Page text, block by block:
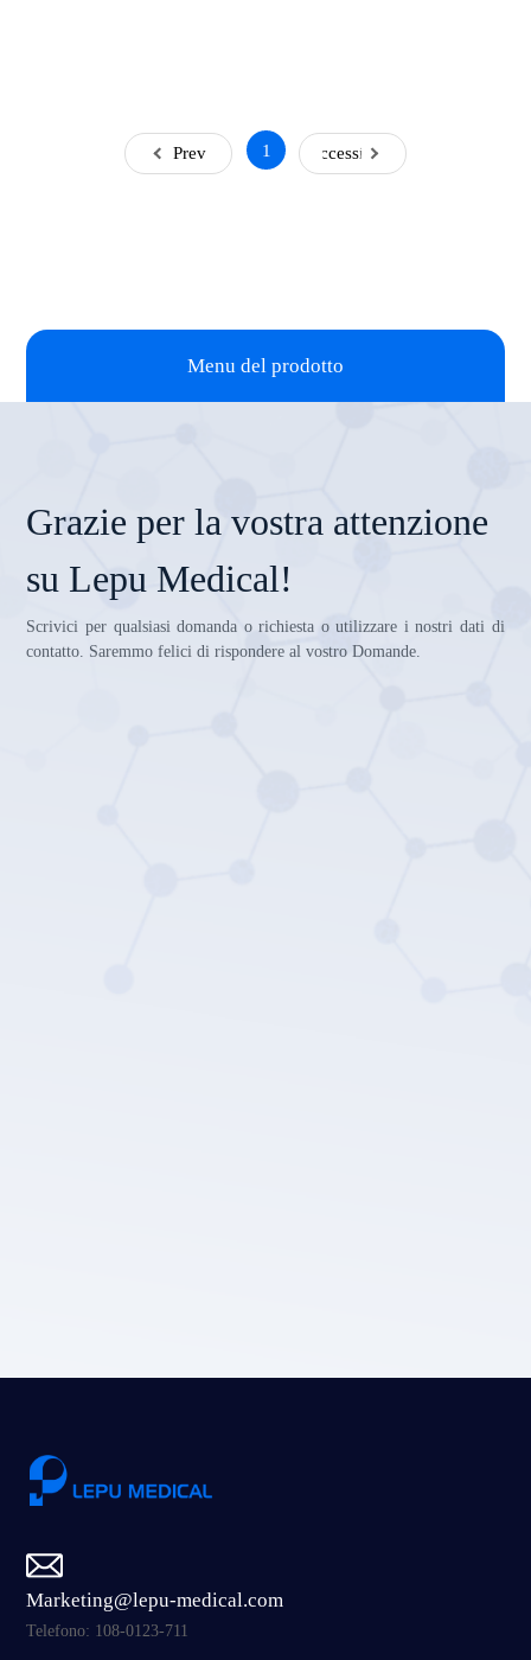
Prev 1 Successivo
Menu del prodotto
Grazie per la vostra attenzione
su Lepu Medical!
Scrivici per qualsiasi domanda o richiesta o utilizzare i nostri dati di
contatto. Saremmo felici di rispondere al vostro Domande.
Marketing@lepu-medical.com
Telefono: 108-0123-711